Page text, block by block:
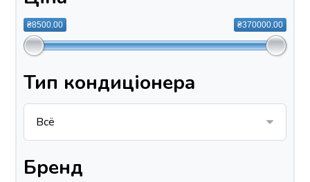
₴8500.00 ₴370000.00
Тип кондиціонера
Бренд